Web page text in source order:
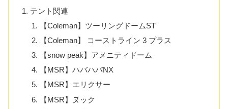
テント関連
【Coleman】ツーリングドームST
【Coleman】 コーストライン 3 プラス
【snow peak】アメニティドーム
【MSR】ハバハバNX
【MSR】エリクサー
【MSR】ヌック